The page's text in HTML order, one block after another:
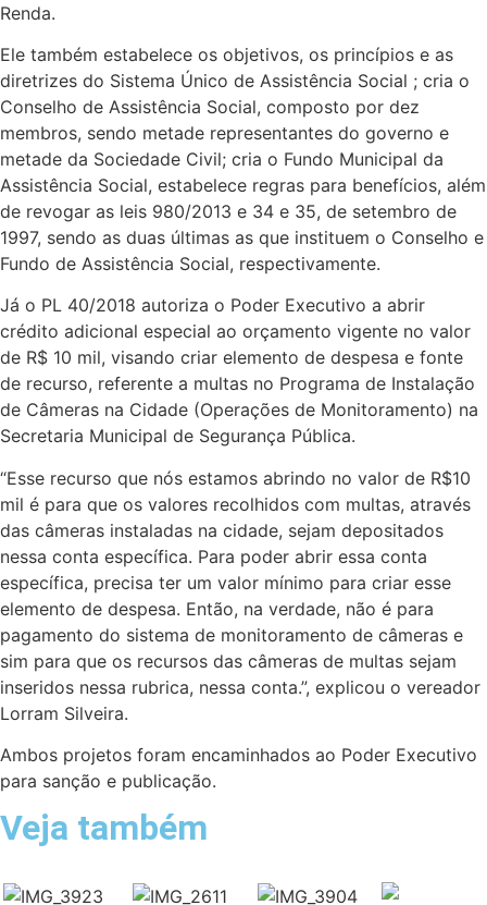
Renda.
Ele também estabelece os objetivos, os princípios e as
diretrizes do Sistema Único de Assistência Social ; cria o
Conselho de Assistência Social, composto por dez
membros, sendo metade representantes do governo e
metade da Sociedade Civil; cria o Fundo Municipal da
Assistência Social, estabelece regras para benefícios, além
de revogar as leis 980/2013 e 34 e 35, de setembro de
1997, sendo as duas últimas as que instituem o Conselho e
Fundo de Assistência Social, respectivamente.
Já o PL 40/2018 autoriza o Poder Executivo a abrir
crédito adicional especial ao orçamento vigente no valor
de R$ 10 mil, visando criar elemento de despesa e fonte
de recurso, referente a multas no Programa de Instalação
de Câmeras na Cidade (Operações de Monitoramento) na
Secretaria Municipal de Segurança Pública.
“Esse recurso que nós estamos abrindo no valor de R$10
mil é para que os valores recolhidos com multas, através
das câmeras instaladas na cidade, sejam depositados
nessa conta específica. Para poder abrir essa conta
específica, precisa ter um valor mínimo para criar esse
elemento de despesa. Então, na verdade, não é para
pagamento do sistema de monitoramento de câmeras e
sim para que os recursos das câmeras de multas sejam
inseridos nessa rubrica, nessa conta.”, explicou o vereador
Lorram Silveira.
Ambos projetos foram encaminhados ao Poder Executivo
para sanção e publicação.
Veja também